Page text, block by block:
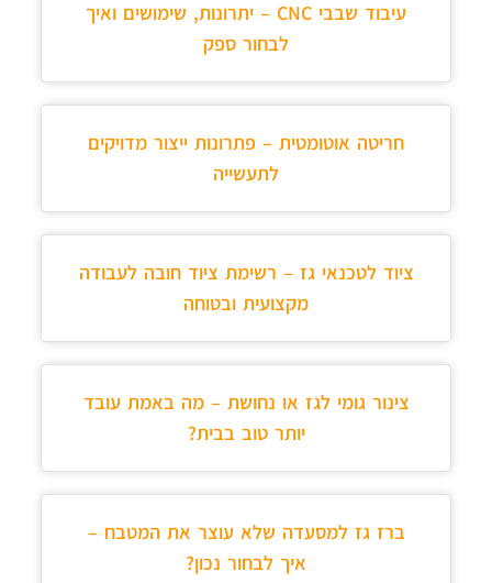
עיבוד שבבי CNC – יתרונות, שימושים ואיך
לבחור ספק
חריטה אוטומטית – פתרונות ייצור מדויקים
לתעשייה
ציוד לטכנאי גז – רשימת ציוד חובה לעבודה
מקצועית ובטוחה
צינור גומי לגז או נחושת – מה באמת עובד
יותר טוב בבית?
ברז גז למסעדה שלא עוצר את המטבח –
איך לבחור נכון?